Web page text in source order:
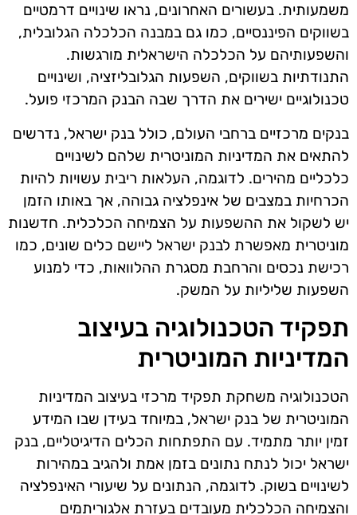
משמעותית. בעשורים האחרונים, נראו שינויים דרמטיים
בשווקים הפיננסיים, כמו גם במבנה הכלכלה הגלובלית,
והשפעותיהם על הכלכלה הישראלית מורגשות.
התנודתיות בשווקים, השפעות הגלובליזציה, ושינויים
טכנולוגיים ישירים את הדרך שבה הבנק המרכזי פועל.
בנקים מרכזיים ברחבי העולם, כולל בנק ישראל, נדרשים
להתאים את המדיניות המוניטרית שלהם לשינויים
כלכליים מהירים. לדוגמה, העלאות ריבית עשויות להיות
הכרחיות במצבים של אינפלציה גבוהה, אך באותו הזמן
יש לשקול את ההשפעות על הצמיחה הכלכלית. חדשנות
מוניטרית מאפשרת לבנק ישראל ליישם כלים שונים, כמו
רכישת נכסים והרחבת מסגרת ההלוואות, כדי למנוע
השפעות שליליות על המשק.
תפקיד הטכנולוגיה בעיצוב
המדיניות המוניטרית
הטכנולוגיה משחקת תפקיד מרכזי בעיצוב המדיניות
המוניטרית של בנק ישראל, במיוחד בעידן שבו המידע
זמין יותר מתמיד. עם התפתחות הכלים הדיגיטליים, בנק
ישראל יכול לנתח נתונים בזמן אמת ולהגיב במהירות
לשינויים בשוק. לדוגמה, הנתונים על שיעורי האינפלציה
והצמיחה הכלכלית מעובדים בעזרת אלגוריתמים